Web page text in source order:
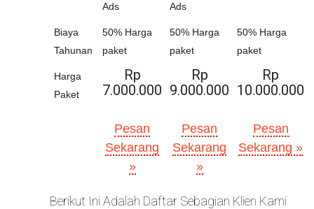
Ads
Ads
Biaya
Tahunan
50% Harga
paket
50% Harga
paket
50% Harga
paket
Harga
Paket
Rp
7.000.000
Rp
9.000.000
Rp
10.000.000
Pesan
Sekarang
»
Pesan
Sekarang
»
Pesan
Sekarang »
Berikut Ini Adalah Daftar Sebagian Klien Kami